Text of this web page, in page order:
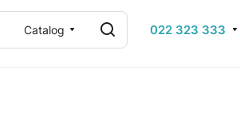
Catalog 022 323 333